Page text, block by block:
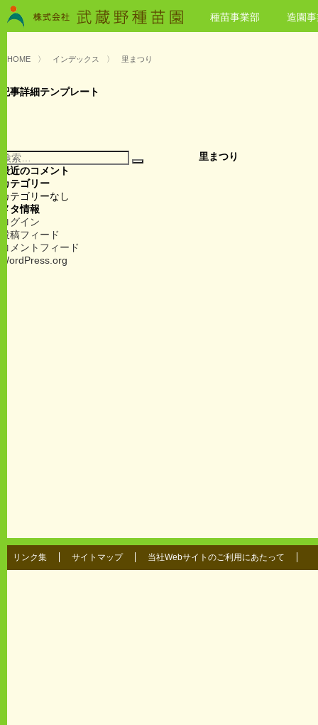
種苗事業部 造園
HOME 〉 インデックス 〉 里まつり
記事詳細テンプレート
里まつり
検
索:
検
最近のコメント
カテゴリー
カテゴリーなし
メタ情報
ログイン
投稿フィード
コメントフィード
WordPress.org
リンク集 サイトマップ 当社Webサイトのご利用にあたって